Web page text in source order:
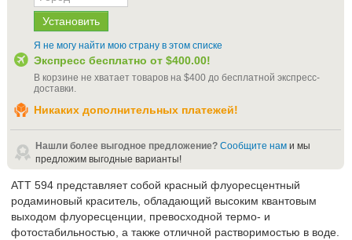
Я не могу найти мою страну в этом списке
Экспресс бесплатно от $400.00!
В корзине не хватает товаров на $400 до бесплатной экспресс-
доставки.
Никаких дополнительных платежей!
Нашли более выгодное предложение? Сообщите нам и мы
предложим выгодные варианты!
ATT 594 представляет собой красный флуоресцентный
родаминовый краситель, обладающий высоким квантовым
выходом флуоресценции, превосходной термо- и
фотостабильностью, а также отличной растворимостью в воде.